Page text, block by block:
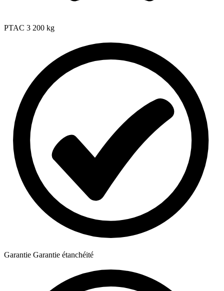
PTAC 3 200 kg
Garantie Garantie étanchéité